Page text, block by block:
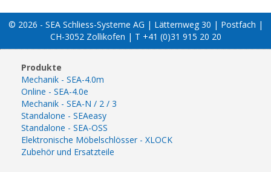
© 2026 - SEA Schliess-Systeme AG | Lätternweg 30 | Postfach |
CH-3052 Zollikofen | T +41 (0)31 915 20 20
Produkte
Mechanik - SEA-4.0m
Online - SEA-4.0e
Mechanik - SEA-N / 2 / 3
Standalone - SEAeasy
Standalone - SEA-OSS
Elektronische Möbelschlösser - XLOCK
Zubehör und Ersatzteile